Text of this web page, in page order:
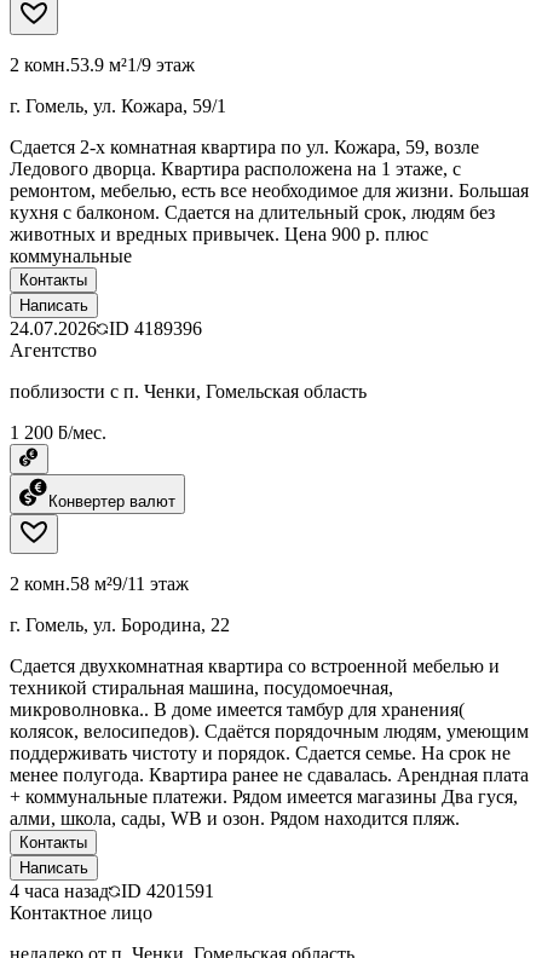
2 комн.53.9 м²1/9 этаж
г. Гомель, ул. Кожара, 59/1
Сдается 2-х комнатная квартира по ул. Кожара, 59, возле
Ледового дворца. Квартира расположена на 1 этаже, с
ремонтом, мебелью, есть все необходимое для жизни. Большая
кухня с балконом. Сдается на длительный срок, людям без
животных и вредных привычек. Цена 900 р. плюс
коммунальные
Контакты
Написать
24.07.2026 ID 4189396
Агентство
поблизости с п. Ченки, Гомельская область
1 200 ƃ/мес.
Конвертер валют
2 комн.58 м²9/11 этаж
г. Гомель, ул. Бородина, 22
Сдается двухкомнатная квартира со встроенной мебелью и
техникой стиральная машина, посудомоечная,
микроволновка.. В доме имеется тамбур для хранения(
колясок, велосипедов). Сдаётся порядочным людям, умеющим
поддерживать чистоту и порядок. Сдается семье. На срок не
менее полугода. Квартира ранее не сдавалась. Арендная плата
+ коммунальные платежи. Рядом имеется магазины Два гуся,
алми, школа, сады, WB и озон. Рядом находится пляж.
Контакты
Написать
4 часа назад ID 4201591
Контактное лицо
недалеко от п. Ченки, Гомельская область